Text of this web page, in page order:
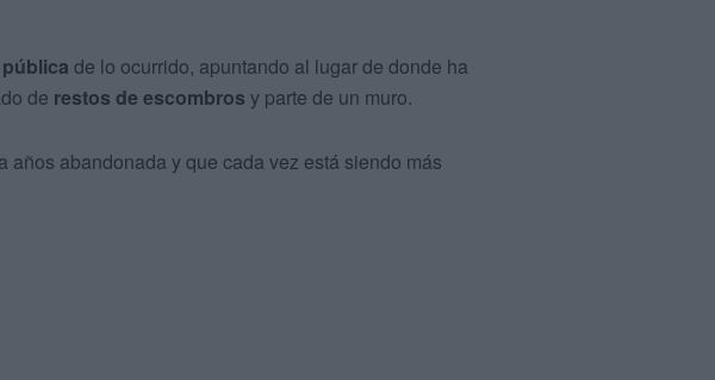
de lo ocurrido, apuntando al lugar de donde ha
de restos de escombros y parte de un muro.
años abandonada y que cada vez está siendo más